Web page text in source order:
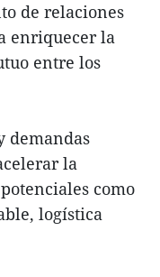
de relaciones
enriquecer la
entre los
demandas
la
como
logística